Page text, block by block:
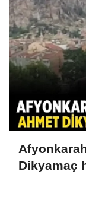
Dikyamaç